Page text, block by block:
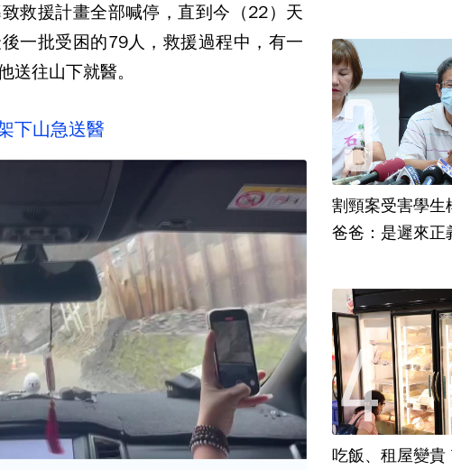
救援計畫全部喊停，直到今（22）天
一批受困的79人，救援過程中，有一
送往山下就醫。
下山急送醫
割頸案受害學生
爸爸：是遲來正
吃飯、租屋變貴